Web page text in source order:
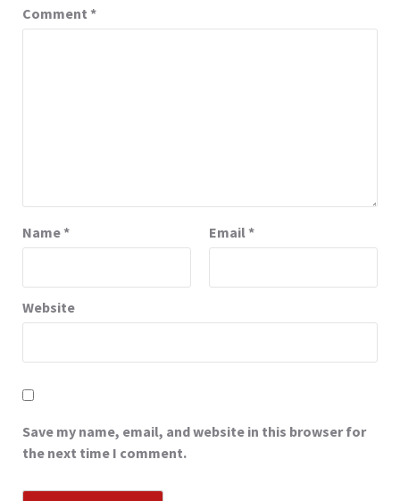
Comment *
Name* Email *
Website
Save my name, email, and website in this browser for
the next time I comment.